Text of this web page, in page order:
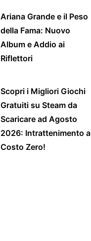
Ariana Grande e il Peso
della Fama: Nuovo
Album e Addio ai
Riflettori
Scopri i Migliori Giochi
Gratuiti su Steam da
Scaricare ad Agosto
2026: Intrattenimento a
Costo Zero!